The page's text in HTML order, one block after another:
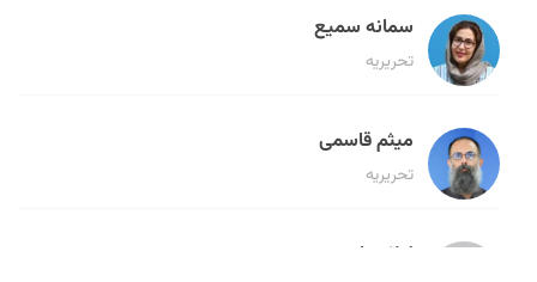
سمانه سمیع
تحریریه
میثم قاسمی
تحریریه
لیلا حنارود